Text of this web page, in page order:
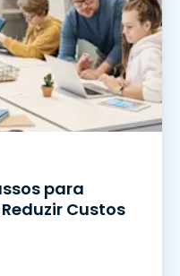
para
Custos